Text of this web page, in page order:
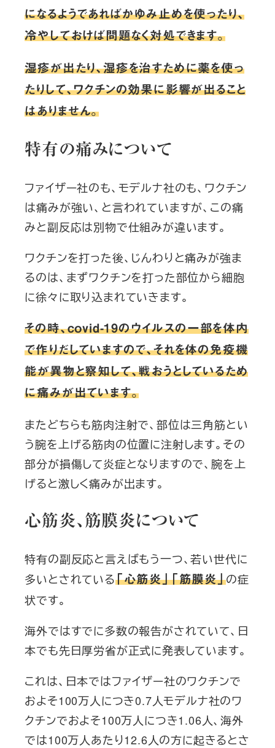
になるようであればかゆみ止めを使ったり、
冷やしておけば問題なく対処できます。
湿疹が出たり、湿疹を治すために薬を使っ
たりして、ワクチンの効果に影響が出ること
はありません。
特有の痛みについて
ファイザー社のも、モデルナ社のも、ワクチン
は痛みが強い、と言われていますが、この痛
みと副反応は別物で仕組みが違います。
ワクチンを打った後、じんわりと痛みが強ま
るのは、まずワクチンを打った部位から細胞
に徐々に取り込まれていきます。
その時、covid-19のウイルスの一部を体内
で作りだしていますので、それを体の免疫機
能が異物と察知して、戦おうとしているため
に痛みが出ています。
またどちらも筋肉注射で、部位は三角筋とい
う腕を上げる筋肉の位置に注射します。その
部分が損傷して炎症となりますので、腕を上
げると激しく痛みが出ます。
心筋炎、筋膜炎について
特有の副反応と言えばもう一つ、若い世代に
多いとされている「心筋炎」「筋膜炎」の症
状です。
海外ではすでに多数の報告がされていて、日
本でも先日厚労省が正式に発表しています。
これは、日本ではファイザー社のワクチンで
およそ100万人につき0.7人モデルナ社のワ
クチンでおよそ100万人につき1.06人、海外
では100万人あたり12.6人の方に起きるとさ